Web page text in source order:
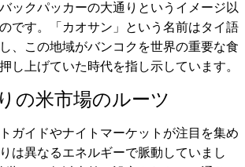
ックパッカーの大通りというイメージ以
です。「カオサン」という名前はタイ語
、この地域がバンコクを世界の重要な食
し上げていた時代を指し示しています。
の米市場のルーツ
ガイドやナイトマーケットが注目を集め
は異なるエネルギーで脈動していまし